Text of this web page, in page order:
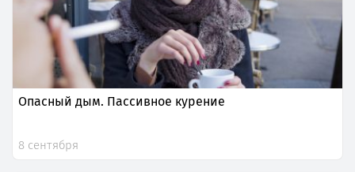
Опасный дым. Пассивное курение
8 сентября